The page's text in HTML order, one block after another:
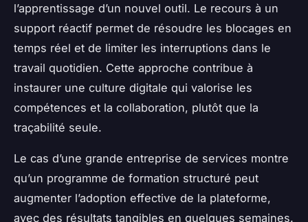
l’apprentissage d’un nouvel outil. Le recours à un
support réactif permet de résoudre les blocages en
temps réel et de limiter les interruptions dans le
travail quotidien. Cette approche contribue à
instaurer une culture digitale qui valorise les
compétences et la collaboration, plutôt que la
traçabilité seule.
Le cas d’une grande entreprise de services montre
qu’un programme de formation structuré peut
augmenter l’adoption effective de la plateforme,
avec des résultats tangibles en quelques semaines.